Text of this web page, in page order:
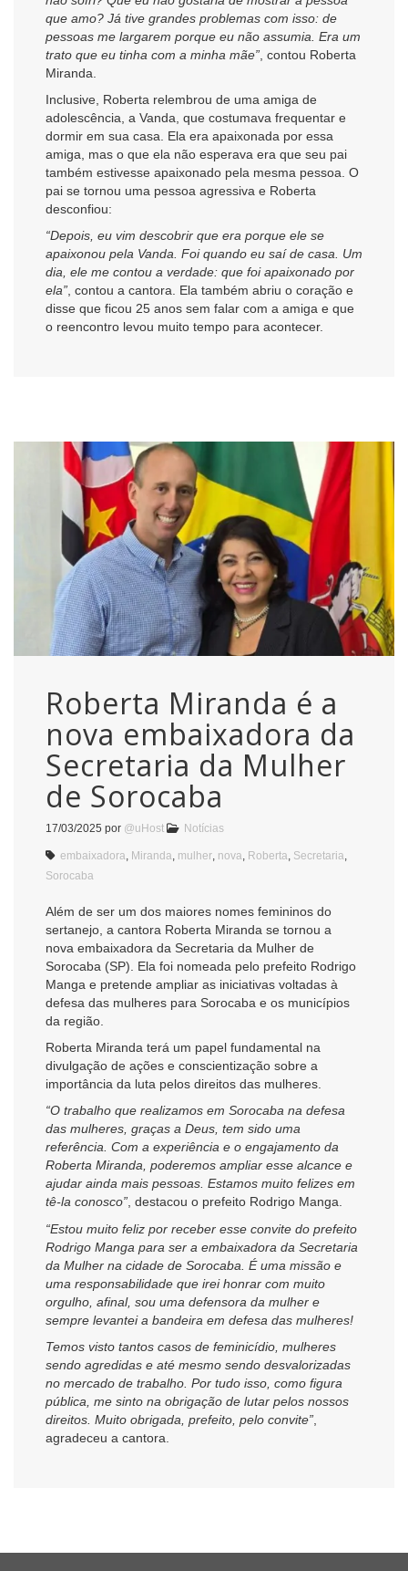
que amo? Já tive grandes problemas com isso: de
pessoas me largarem porque eu não assumia. Era um
trato que eu tinha com a minha mãe” , contou Roberta
Miranda.
Inclusive, Roberta relembrou de uma amiga de
adolescência, a Vanda, que costumava frequentar e
dormir em sua casa. Ela era apaixonada por essa
amiga, mas o que ela não esperava era que seu pai
também estivesse apaixonado pela mesma pessoa. O
pai se tornou uma pessoa agressiva e Roberta
desconfiou:
“Depois, eu vim descobrir que era porque ele se
apaixonou pela Vanda. Foi quando eu saí de casa. Um
dia, ele me contou a verdade: que foi apaixonado por
ela”, contou a cantora. Ela também abriu o coração e
disse que ficou 25 anos sem falar com a amiga e que
o reencontro levou muito tempo para acontecer.
Roberta Miranda é a
nova embaixadora da
Secretaria da Mulher
de Sorocaba
17/03/2025 por @uHost Notícias
embaixadora Miranda mulher nova Roberta Secretaria
Sorocaba
Além de ser um dos maiores nomes femininos do
sertanejo, a cantora Roberta Miranda se tornou a
nova embaixadora da Secretaria da Mulher de
Sorocaba (SP). Ela foi nomeada pelo prefeito Rodrigo
Manga e pretende ampliar as iniciativas voltadas à
defesa das mulheres para Sorocaba e os municípios
da região.
Roberta Miranda terá um papel fundamental na
divulgação de ações e conscientização sobre a
importância da luta pelos direitos das mulheres.
“O trabalho que realizamos em Sorocaba na defesa
das mulheres, graças a Deus, tem sido uma
referência. Com a experiência e o engajamento da
Roberta Miranda, poderemos ampliar esse alcance e
ajudar ainda mais pessoas. Estamos muito felizes em
tê-la conosco”, destacou o prefeito Rodrigo Manga.
“Estou muito feliz por receber esse convite do prefeito
Rodrigo Manga para ser a embaixadora da Secretaria
da Mulher na cidade de Sorocaba. É uma missão e
uma responsabilidade que irei honrar com muito
orgulho, afinal, sou uma defensora da mulher e
sempre levantei a bandeira em defesa das mulheres!
Temos visto tantos casos de feminicídio, mulheres
sendo agredidas e até mesmo sendo desvalorizadas
no mercado de trabalho. Por tudo isso, como figura
pública, me sinto na obrigação de lutar pelos nossos
direitos. Muito obrigada, prefeito, pelo convite”
agradeceu a cantora.